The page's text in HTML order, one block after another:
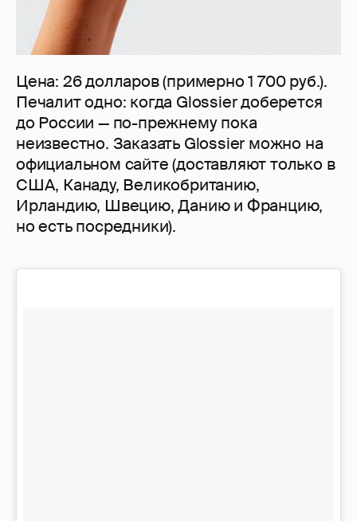
Цена: 26 долларов (примерно 1 700 руб.).
Печалит одно: когда Glossier доберется
до России — по-прежнему пока
неизвестно. Заказать Glossier можно на
официальном сайте (доставляют только в
США, Канаду, Великобританию,
Ирландию, Швецию, Данию и Францию,
но есть посредники).